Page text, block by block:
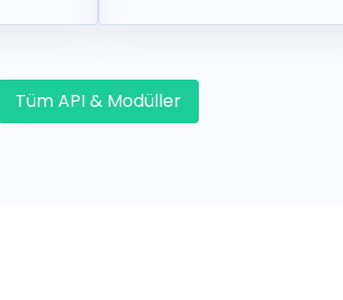
Tüm API & Modüller